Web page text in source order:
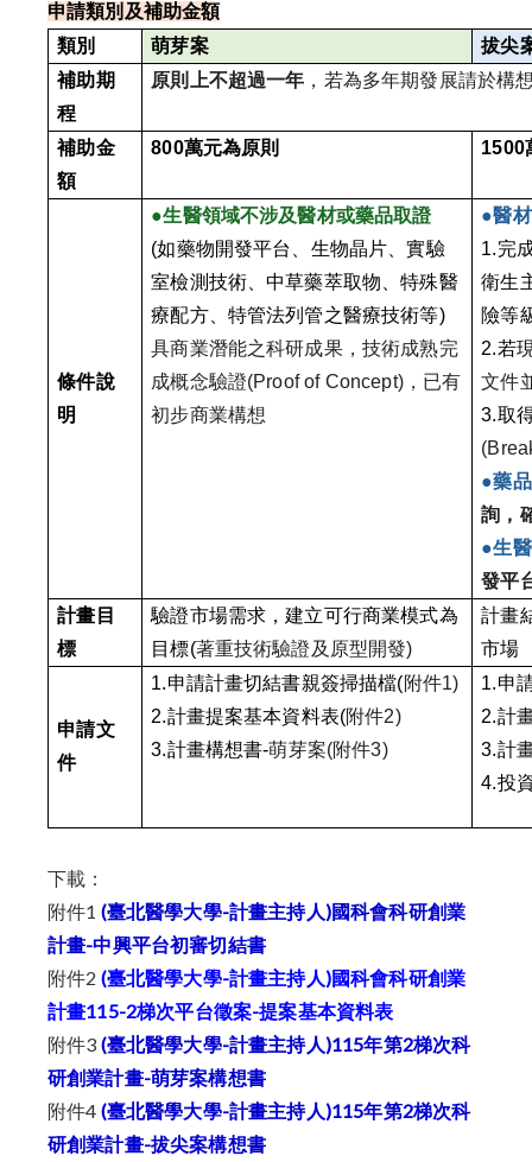
申請類別及補助金額
類別
萌芽案
拔尖
補助期
程
原則上不超過一年 ，若為多年期發展請於構
補助金
額
800萬元為原則 1500
條件說
明
●生醫領域不涉及醫材或藥品取證
(如藥物開發平台、生物晶片、實驗
室檢測技術、中草藥萃取物、特殊醫
療配方、特管法列管之醫療技術等)
具商業潛能之科研成果， 技術成熟完
成概念驗證(Proof of Concept)，已有
初步商業構想
●醫
1.完
衛生
險等
2.若
文件
3.取
●藥
詢，
●生
發平
計畫目
標
驗證市場需求，建立可行商業模式為
目標(著重技術驗證及原型開發)
計畫
市場
申請文
件
1.申請計畫切結書親簽掃描檔(附件1)
2.計畫提案基本資料表(附件2)
3.計畫構想書-萌芽案(附件3)
1.申
2.計
3.計
4.投
下載：
附件1 (臺北醫學大學-計畫主持人)國科會科研創業
計畫-中興平台初審切結書
附件2 (臺北醫學大學-計畫主持人)國科會科研創業
計畫115-2梯次平台徵案-提案基本資料表
​附件3 (臺北醫學大學-計畫主持人)115年第2梯次科
研創業計畫-萌芽案構想書
附件4 (臺北醫學大學-計畫主持人)115年第2梯次科
研創業計畫-拔尖案構想書